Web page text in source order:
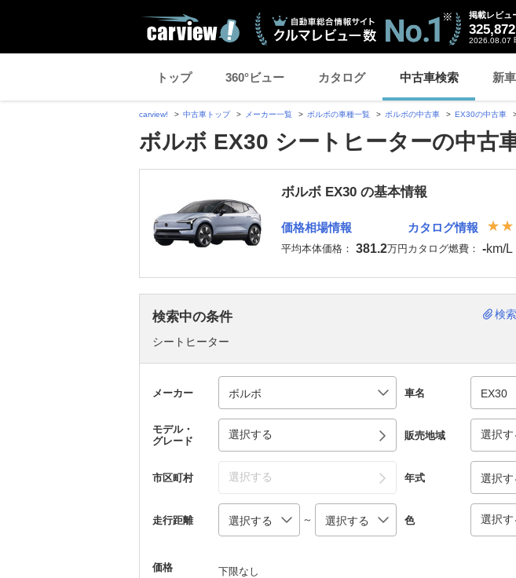
掲載レビュ
325,872
2026.08.07
トップ 360°ビュー カタログ 中古車検索 新
carview! 中古車トップ メーカー一覧 ボルボの車種一覧 ボルボの中古車 EX30の中古車
ボルボ EX30 シートヒーターの中古
ボルボ EX30 の基本情報
価格相場情報
平均本体価格： 381.2万円
カタログ情報
カタログ燃費： -km/L
検索中の条件
シートヒーター
検
メーカー 車名
モデル・
グレード
選択する 販売地域 選択す
市区町村 選択する 年式
走行距離 ～ 色 選択す
価格 下限なし